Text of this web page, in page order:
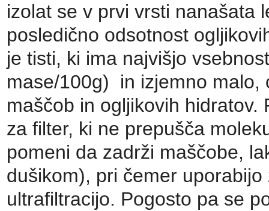
izolat se v prvi vrsti nanašata
posledično odsotnost
je tisti, ki ima najvišjo
mase/100g) in izjemno malo,
maščob in ogljikovih
za filter, ki ne prepušča
pomeni da zadrži maščobe,
dušikom), pri čemer
ultrafiltracijo. Pogosto pa se